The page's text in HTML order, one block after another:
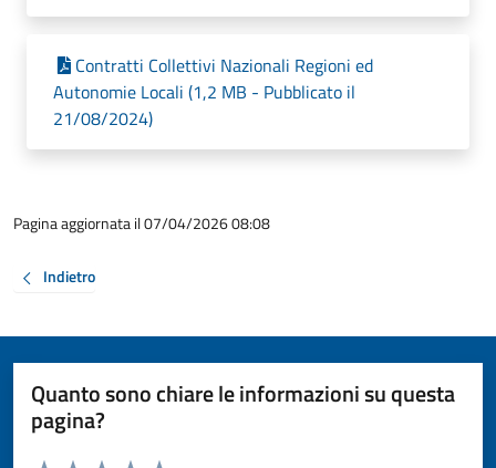
Contratti Collettivi Nazionali Regioni ed
Autonomie Locali (1,2 MB - Pubblicato il
21/08/2024)
Pagina aggiornata il 07/04/2026 08:08
Indietro
Quanto sono chiare le informazioni su questa
pagina?